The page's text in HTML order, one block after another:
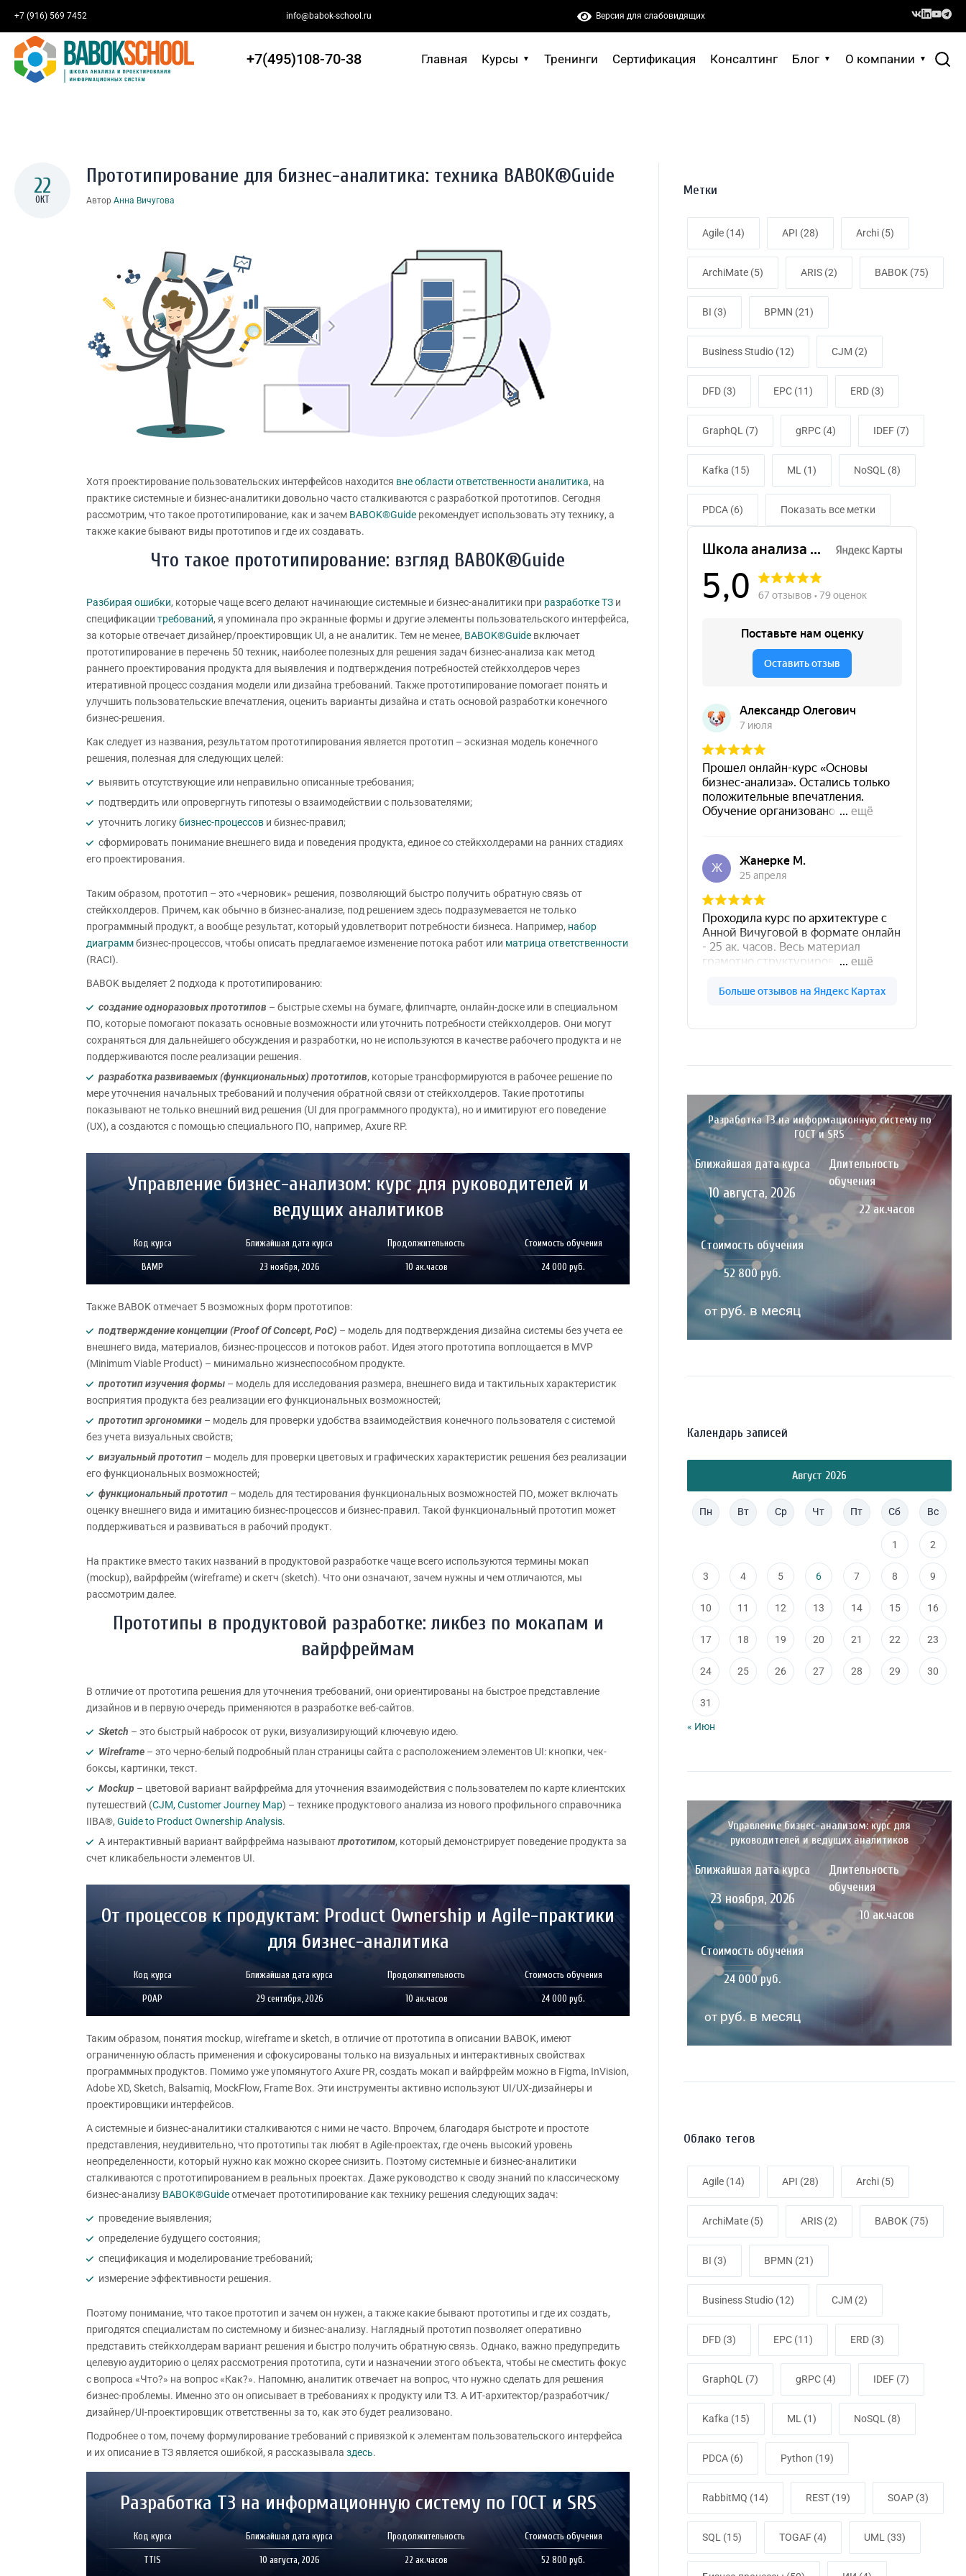
+7 (916) 569 7452 info@babok-school.ru Версия для слабовидящих
+7(495)108-70-38 Главная Курсы Тренинги Сертификация Консалтинг Блог О компании
You Are Here:
22
ОКТ
Прототипирование для бизнес-аналитика: техника BABOK®Guide
Автор Анна Вичугова
Хотя проектирование пользовательских интерфейсов находится вне области ответственности аналитика, на
практике системные и бизнес-аналитики довольно часто сталкиваются с разработкой прототипов. Сегодня
рассмотрим, что такое прототипирование, как и зачем BABOK®Guide рекомендует использовать эту технику, а
также какие бывают виды прототипов и где их создавать.
Что такое прототипирование: взгляд BABOK®Guide
Разбирая ошибки, которые чаще всего делают начинающие системные и бизнес-аналитики при разработке ТЗ и
спецификации требований, я упоминала про экранные формы и другие элементы пользовательского интерфейса,
за которые отвечает дизайнер/проектировщик UI, а не аналитик. Тем не менее, BABOK®Guide включает
прототипирование в перечень 50 техник, наиболее полезных для решения задач бизнес-анализа как метод
раннего проектирования продукта для выявления и подтверждения потребностей стейкхолдеров через
итеративной процесс создания модели или дизайна требований. Также прототипирование помогает понять и
улучшить пользовательские впечатления, оценить варианты дизайна и стать основой разработки конечного
бизнес-решения.
Как следует из названия, результатом прототипирования является прототип – эскизная модель конечного
решения, полезная для следующих целей:
выявить отсутствующие или неправильно описанные требования;
подтвердить или опровергнуть гипотезы о взаимодействии с пользователями;
уточнить логикубизнес-процессов и бизнес-правил;
сформировать понимание внешнего вида и поведения продукта, единое со стейкхолдерами на ранних стадиях
его проектирования.
Таким образом, прототип – это «черновик» решения, позволяющий быстро получить обратную связь от
стейкхолдеров. Причем, как обычно в бизнес-анализе, под решением здесь подразумевается не только
программный продукт, а вообще результат, который удовлетворит потребности бизнеса. Например, набор
диаграммбизнес-процессов, чтобы описать предлагаемое изменение потока работ или матрица ответственности
(RACI).
BABOK выделяет 2 подхода к прототипированию:
создание одноразовых прототипов – быстрые схемы на бумаге, флипчарте, онлайн-доске или в специальном
ПО, которые помогают показать основные возможности или уточнить потребности стейкхолдеров. Они могут
сохраняться для дальнейшего обсуждения и разработки, но не используются в качестве рабочего продукта и не
поддерживаются после реализации решения.
разработка развиваемых (функциональных) прототипов, которые трансформируются в рабочее решение по
мере уточнения начальных требований и получения обратной связи от стейкхолдеров. Такие прототипы
показывают не только внешний вид решения (UI для программного продукта), но и имитируют его поведение
(UX), а создаются с помощью специального ПО, например, Axure RP.
Управление бизнес-анализом: курс для руководителей и
ведущих аналитиков
Код курса
BAMP
Ближайшая дата курса
23 ноября, 2026
Продолжительность
10 ак.часов
Стоимость обучения
24 000 руб.
Также BABOK отмечает 5 возможных форм прототипов:
подтверждение концепции (ProofOfConcept, PoC) – модель для подтверждения дизайна системы без учета ее
внешнего вида, материалов, бизнес-процессов и потоков работ. Идея этого прототипа воплощается в MVP
(Minimum Viable Product) – минимально жизнеспособном продукте.
прототип изучения формы – модель для исследования размера, внешнего вида и тактильных характеристик
восприятия продукта без реализации его функциональных возможностей;
прототип эргономики – модель для проверки удобства взаимодействия конечного пользователя с системой
без учета визуальных свойств;
визуальный прототип – модель для проверки цветовых и графических характеристик решения без реализации
его функциональных возможностей;
функциональный прототип – модель для тестирования функциональных возможностей ПО, может включать
оценку внешнего вида и имитацию бизнес-процессов и бизнес-правил. Такой функциональный прототип может
поддерживаться и развиваться в рабочий продукт.
На практике вместо таких названий в продуктовой разработке чаще всего используются термины мокап
(mockup), вайрфрейм (wireframe) и скетч (sketch). Что они означают, зачем нужны и чем отличаются, мы
рассмотрим далее.
Прототипы в продуктовой разработке: ликбез по мокапам и
вайрфреймам
В отличие от прототипа решения для уточнения требований, они ориентированы на быстрое представление
дизайнов и в первую очередь применяются в разработке веб-сайтов.
Sketch – это быстрый набросок от руки, визуализирующий ключевую идею.
Wireframe – это черно-белый подробный план страницы сайта с расположением элементов UI: кнопки, чек-
боксы, картинки, текст.
Mockup – цветовой вариант вайрфрейма для уточнения взаимодействия с пользователем по карте клиентских
путешествий (CJM, Customer Journey Map) – технике продуктового анализа из нового профильного справочника
IIBA®, Guide to Product Ownership Analysis.
А интерактивный вариант вайрфрейма называютпрототипом, который демонстрирует поведение продукта за
счет кликабельности элементов UI.
От процессов к продуктам: Product Ownership и Agile-практики
для бизнес-аналитика
Код курса
POAP
Ближайшая дата курса
29 сентября, 2026
Продолжительность
10 ак.часов
Стоимость обучения
24 000 руб.
Таким образом, понятия mockup, wireframe и sketch, в отличие от прототипа в описании BABOK, имеют
ограниченную область применения и сфокусированы только на визуальных и интерактивных свойствах
программных продуктов. Помимо уже упомянутого Axure PR, создать мокап и вайрфрейм можно в Figma, InVision,
Adobe XD, Sketch, Balsamiq, MockFlow, Frame Box. Эти инструменты активно используют UI/UX-дизайнеры и
проектировщики интерфейсов.
А системные и бизнес-аналитики сталкиваются с ними не часто. Впрочем, благодаря быстроте и простоте
представления, неудивительно, что прототипы так любят в Agile-проектах, где очень высокий уровень
неопределенности, который нужно как можно скорее снизить. Поэтому системные и бизнес-аналитики
сталкиваются с прототипированием в реальных проектах. Даже руководство к своду знаний по классическому
бизнес-анализу BABOK®Guideотмечает прототипирование как технику решения следующих задач:
проведение выявления;
определение будущего состояния;
спецификация и моделирование требований;
измерение эффективности решения.
Поэтому понимание, что такое прототип и зачем он нужен, а также какие бывают прототипы и где их создать,
пригодятся специалистам по системному и бизнес-анализу. Наглядный прототип позволяет оперативно
представить стейкхолдерам вариант решения и быстро получить обратную связь. Однако, важно предупредить
целевую аудиторию о целях рассмотрения прототипа, сути и назначении этого объекта, чтобы не сместить фокус
с вопроса «Что?» на вопрос «Как?». Напомню, аналитик отвечает на вопрос, что нужно сделать для решения
бизнес-проблемы. Именно это он описывает в требованиях к продукту или ТЗ. А ИТ-архитектор/разработчик/
дизайнер/UI-проектировщик ответственны за то, как это будет реализовано.
Подробнее о том, почему формулирование требований с привязкой к элементам пользовательского интерфейса
и их описание в ТЗ является ошибкой, я рассказывала здесь.
Разработка ТЗ на информационную систему по ГОСТ и SRS
Код курса
TTIS
Ближайшая дата курса
10 августа, 2026
Продолжительность
22 ак.часов
Стоимость обучения
52 800 руб.
Метки
Agile (14) API (28) Archi (5)
ArchiMate (5) ARIS (2) BABOK (75)
BI (3) BPMN (21)
Business Studio (12) CJM (2)
DFD (3) EPC (11) ERD (3)
GraphQL (7) gRPC (4) IDEF (7)
Kafka (15) ML (1) NoSQL (8)
PDCA (6) Показать все метки
Разработка ТЗ на информационную систему по
ГОСТ и SRS
Ближайшая дата курса
10 августа, 2026
Длительность
обучения
22 ак.часов
Стоимость обучения
52 800 руб.
от руб. в месяц
Календарь записей
Август 2026
Пн Вт Ср Чт Пт Сб Вс
1 2
3 4 5 6 7 8 9
10 11 12 13 14 15 16
17 18 19 20 21 22 23
24 25 26 27 28 29 30
31
« Июн
Управление бизнес-анализом: курс для
руководителей и ведущих аналитиков
Ближайшая дата курса
23 ноября, 2026
Длительность
обучения
10 ак.часов
Стоимость обучения
24 000 руб.
от руб. в месяц
Облако тегов
Agile (14) API (28) Archi (5)
ArchiMate (5) ARIS (2) BABOK (75)
BI (3) BPMN (21)
Business Studio (12) CJM (2)
DFD (3) EPC (11) ERD (3)
GraphQL (7) gRPC (4) IDEF (7)
Kafka (15) ML (1) NoSQL (8)
PDCA (6) Python (19)
RabbitMQ (14) REST (19) SOAP (3)
SQL (15) TOGAF (4) UML (33)